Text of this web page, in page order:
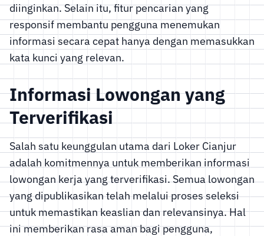
diinginkan. Selain itu, fitur pencarian yang
responsif membantu pengguna menemukan
informasi secara cepat hanya dengan memasukkan
kata kunci yang relevan.
Informasi Lowongan yang
Terverifikasi
Salah satu keunggulan utama dari Loker Cianjur
adalah komitmennya untuk memberikan informasi
lowongan kerja yang terverifikasi. Semua lowongan
yang dipublikasikan telah melalui proses seleksi
untuk memastikan keaslian dan relevansinya. Hal
ini memberikan rasa aman bagi pengguna,